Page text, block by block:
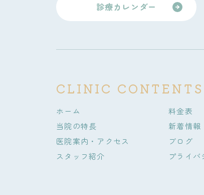
診療カレンダー
CLINIC CONTENTS
ホーム
料金表
当院の特長
新着情報
医院案内・アクセス
ブログ
スタッフ紹介
プライバ